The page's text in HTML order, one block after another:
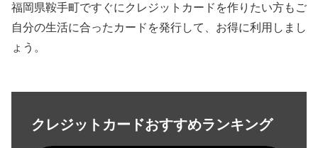
福岡県鞍手町ですぐにクレジットカードを作りたい方もご
自分の生活に合ったカードを発行して、お得に利用しまし
ょう。
クレジットカードおすすめランキング